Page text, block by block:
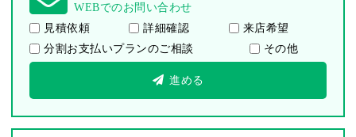
WEBでのお問い合わせ
見積依頼
詳細確認
来店希望
分割お支払いプランのご相談
その他
進める